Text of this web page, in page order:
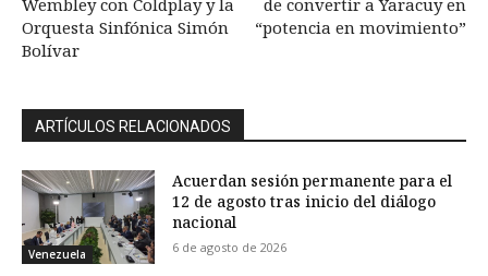
Wembley con Coldplay y la
Orquesta Sinfónica Simón
Bolívar
de convertir a Yaracuy en
“potencia en movimiento”
ARTÍCULOS RELACIONADOS
Venezuela
Acuerdan sesión permanente para el
12 de agosto tras inicio del diálogo
nacional
6 de agosto de 2026